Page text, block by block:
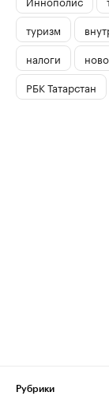
туризм
налоги
РБК Татарстан
Рубрики